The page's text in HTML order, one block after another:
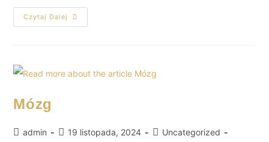
Czytaj Dalej
Mózg
admin 19 listopada, 2024
Uncategorized